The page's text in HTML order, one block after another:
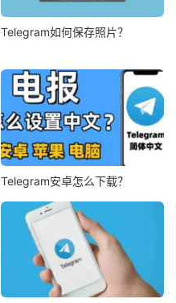
Telegram如何保存照片？
Telegram安卓怎么下载？